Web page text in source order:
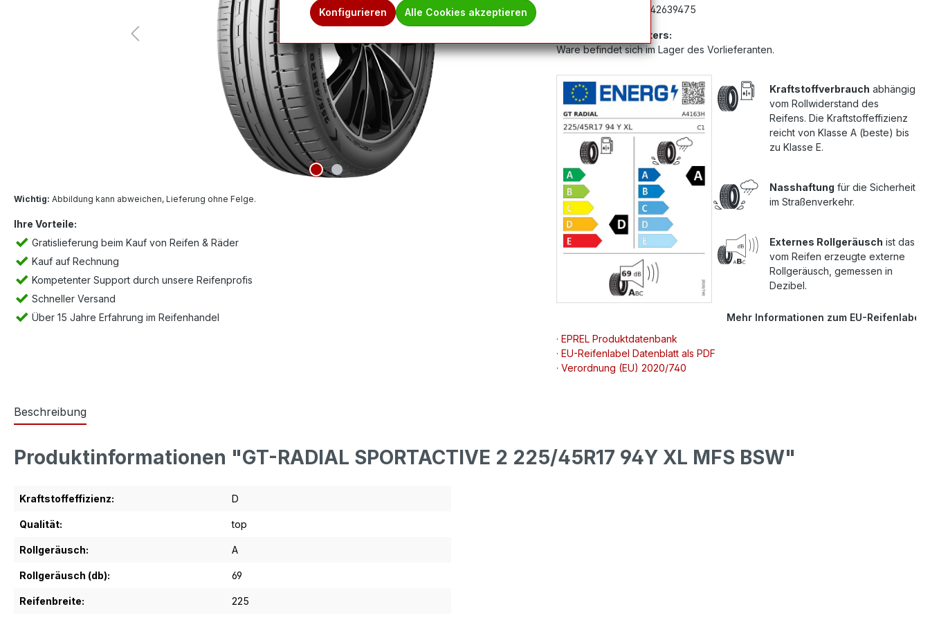
Wichtig: Abbildung kann abweichen, Lieferung ohne Felge.
Ihre Vorteile:
Gratislieferung beim Kauf von Reifen & Räder
Kauf auf Rechnung
Kompetenter Support durch unsere Reifenprofis
Schneller Versand
Über 15 Jahre Erfahrung im Reifenhandel
G42639475
Hinweis des Anbieters:
Ware befindet sich im Lager des Vorlieferanten.
Kraftstoffverbrauch abhängig
vom Rollwiderstand des
Reifens. Die Kraftstoffeffizienz
reicht von Klasse A (beste) bis
zu Klasse E.
Nasshaftung für die Sicherheit
im Straßenverkehr.
Externes Rollgeräusch ist das
vom Reifen erzeugte externe
Rollgeräusch, gemessen in
Dezibel.
Mehr Informationen zum EU-Reifenlabel
· EPREL Produktdatenbank
· EU-Reifenlabel Datenblatt als PDF
· Verordnung (EU) 2020/740
Beschreibung
Produktinformationen "GT-RADIAL SPORTACTIVE 2 225/45R17 94Y XL MFS BSW"
Kraftstoffeffizienz: D
Qualität: top
Rollgeräusch: A
Rollgeräusch (db): 69
Reifenbreite: 225
Konfigurieren Alle Cookies akzeptieren